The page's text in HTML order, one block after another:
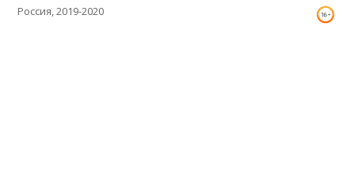
Россия, 2019-2020